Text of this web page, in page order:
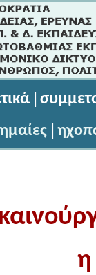
|
|
η